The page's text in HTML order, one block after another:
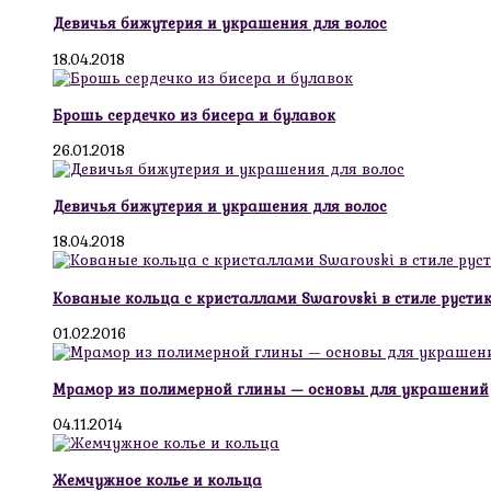
Девичья бижутерия и украшения для волос
18.04.2018
Брошь сердечко из бисера и булавок
26.01.2018
Девичья бижутерия и украшения для волос
18.04.2018
Кованые кольца с кристаллами Swarovski в стиле рустик
01.02.2016
Мрамор из полимерной глины — основы для украшений
04.11.2014
Жемчужное колье и кольца